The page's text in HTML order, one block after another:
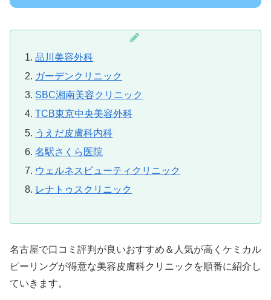
品川美容外科
ガーデンクリニック
SBC湘南美容クリニック
TCB東京中央美容外科
うえだ皮膚科内科
名駅さくら医院
ウェルネスビューティクリニック
レナトゥスクリニック
名古屋で口コミ評判が良いおすすめ＆人気が高くケミカル
ピーリングが得意な美容皮膚科クリニックを順番に紹介し
ていきます。